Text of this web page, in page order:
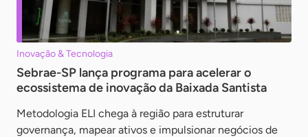
Inovação & Tecnologia
Sebrae-SP lança programa para acelerar o
ecossistema de inovação da Baixada Santista
Metodologia ELI chega à região para estruturar
governança, mapear ativos e impulsionar negócios de